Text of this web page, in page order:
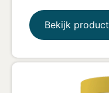
Bekijk product